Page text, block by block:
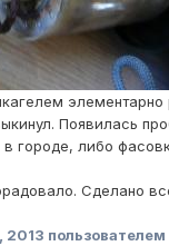
элементарно
Появилась
городе, либо
Сделано
2013